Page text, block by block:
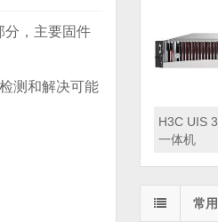
分，主要固件
测和解决可能
H3C UIS
一体机
常